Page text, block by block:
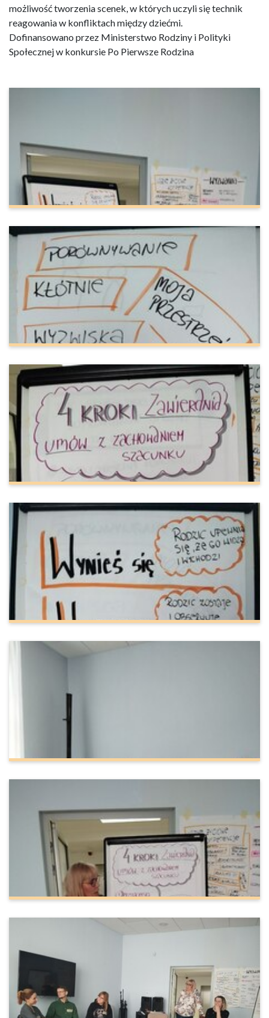
możliwość tworzenia scenek, w których uczyli się technik
reagowania w konfliktach między dziećmi.
Dofinansowano przez Ministerstwo Rodziny i Polityki
Społecznej w konkursie Po Pierwsze Rodzina